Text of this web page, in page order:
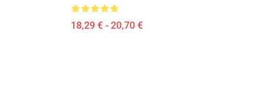
18,29 € - 20,70 €